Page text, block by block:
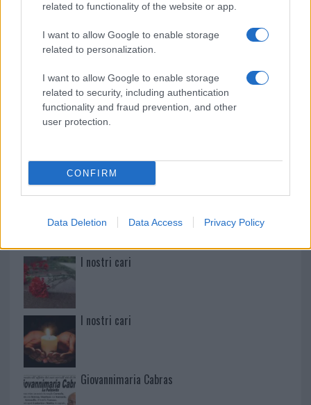
related to functionality of the website or app.
I want to allow Google to enable storage
related to personalization.
I want to allow Google to enable storage
related to security, including authentication
functionality and fraud prevention, and other
user protection.
CONFIRM
Data Deletion Data Access Privacy Policy
Paolo Pinna
I nostri cari
I nostri cari
Giovannimaria Cabras